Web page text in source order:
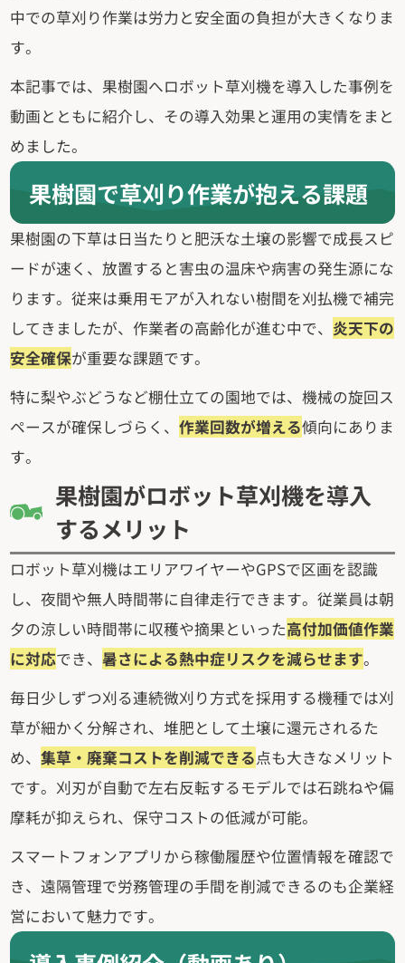
中での草刈り作業は労力と安全面の負担が大きくなりま
す。
本記事では、果樹園へロボット草刈機を導入した事例を
動画とともに紹介し、その導入効果と運用の実情をまと
めました。
果樹園で草刈り作業が抱える課題
果樹園の下草は日当たりと肥沃な土壌の影響で成長スピ
ードが速く、放置すると害虫の温床や病害の発生源にな
ります。従来は乗用モアが入れない樹間を刈払機で補完
してきましたが、作業者の高齢化が進む中で、 炎天下の
安全確保が重要な課題です。
特に梨やぶどうなど棚仕立ての園地では、機械の旋回ス
ペースが確保しづらく、 作業回数が増える傾向にありま
す。
果樹園がロボット草刈機を導入
するメリット
ロボット草刈機はエリアワイヤーやGPSで区画を認識
し、夜間や無人時間帯に自律走行できます。従業員は朝
夕の涼しい時間帯に収穫や摘果といった高付加価値作業
に対応でき、 暑さによる熱中症リスクを減らせます。
毎日少しずつ刈る連続微刈り方式を採用する機種では刈
草が細かく分解され、堆肥として土壌に還元されるた
め、 集草・廃棄コストを削減できる点も大きなメリット
です。刈刃が自動で左右反転するモデルでは石跳ねや偏
摩耗が抑えられ、保守コストの低減が可能。
スマートフォンアプリから稼働履歴や位置情報を確認で
き、遠隔管理で労務管理の手間を削減できるのも企業経
営において魅力です。